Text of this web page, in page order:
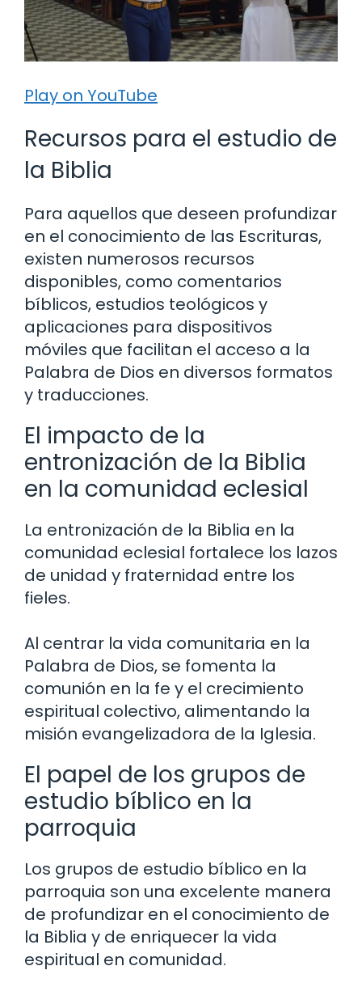
Play on YouTube
Recursos para el estudio de
la Biblia
Para aquellos que deseen profundizar
en el conocimiento de las Escrituras,
existen numerosos recursos
disponibles, como comentarios
bíblicos, estudios teológicos y
aplicaciones para dispositivos
móviles que facilitan el acceso a la
Palabra de Dios en diversos formatos
y traducciones.
El impacto de la
entronización de la Biblia
en la comunidad eclesial
La entronización de la Biblia en la
comunidad eclesial fortalece los lazos
de unidad y fraternidad entre los
fieles.
Al centrar la vida comunitaria en la
Palabra de Dios, se fomenta la
comunión en la fe y el crecimiento
espiritual colectivo, alimentando la
misión evangelizadora de la Iglesia.
El papel de los grupos de
estudio bíblico en la
parroquia
Los grupos de estudio bíblico en la
parroquia son una excelente manera
de profundizar en el conocimiento de
la Biblia y de enriquecer la vida
espiritual en comunidad.